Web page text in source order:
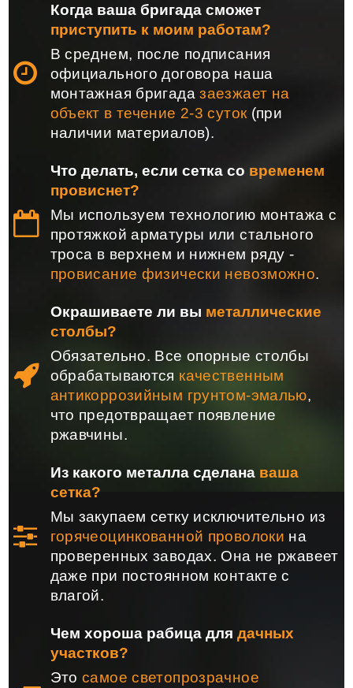
Когда ваша бригада сможет
приступить к моим работам?
В среднем, после подписания
официального договора наша
монтажная бригадазаезжает на
объект в течение 2-3 суток (при
наличии материалов).
Что делать, если сетка со временем
провиснет?
Мы используем технологию монтажа с
протяжкой арматуры или стального
троса в верхнем и нижнем ряду -
провисание физически невозможно.
Окрашиваете ли вы металлические
столбы?
Обязательно. Все опорные столбы
обрабатываются качественным
антикоррозийным грунтом-эмалью,
что предотвращает появление
ржавчины.
Из какого металла сделана ваша
сетка?
Мы закупаем сетку исключительно из
горячеоцинкованной проволоки на
проверенных заводах. Она не ржавеет
даже при постоянном контакте с
влагой.
Чем хороша рабица для дачных
участков?
Этосамое светопрозрачное